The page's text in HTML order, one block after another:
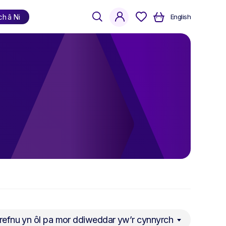
Cymraeg
â Ni English
searchaccount
yn ôl pa mor ddiweddar yw’r cynnyrch